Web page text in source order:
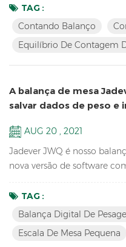
OK Verificando com a luz
Chave Características:
eletrônicaDisplay LCD com
adaptar ou no modo dupl...
TAG :
Contando Balanço
Equilíbrio De Contagem
A balança de mesa
salvar dados de peso
AUG 20 , 2021
Jadever JWQ é nosso
nova versão de software
dados de peso e
com leitor. Recursos:
exibição de acumulação e
TAG :
Balança Digital De
Escala De Mesa Pequena